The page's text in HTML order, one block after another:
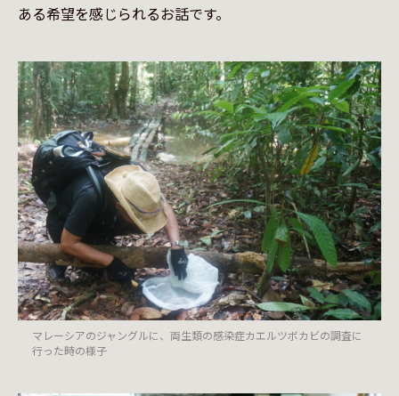
ある希望を感じられるお話です。
マレーシアのジャングルに、両生類の感染症カエルツボカビの調査に
行った時の様子